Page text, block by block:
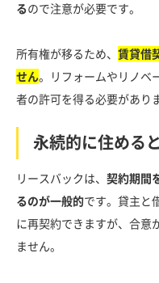
るので注意が必要です。
所有権が移るため、 賃貸借
せん。リフォームやリノベ
者の許可を得る必要があり
永続的に住める
リースバックは、 契約期間
るのが一般的です。貸主と
に再契約できますが、合意
ません。